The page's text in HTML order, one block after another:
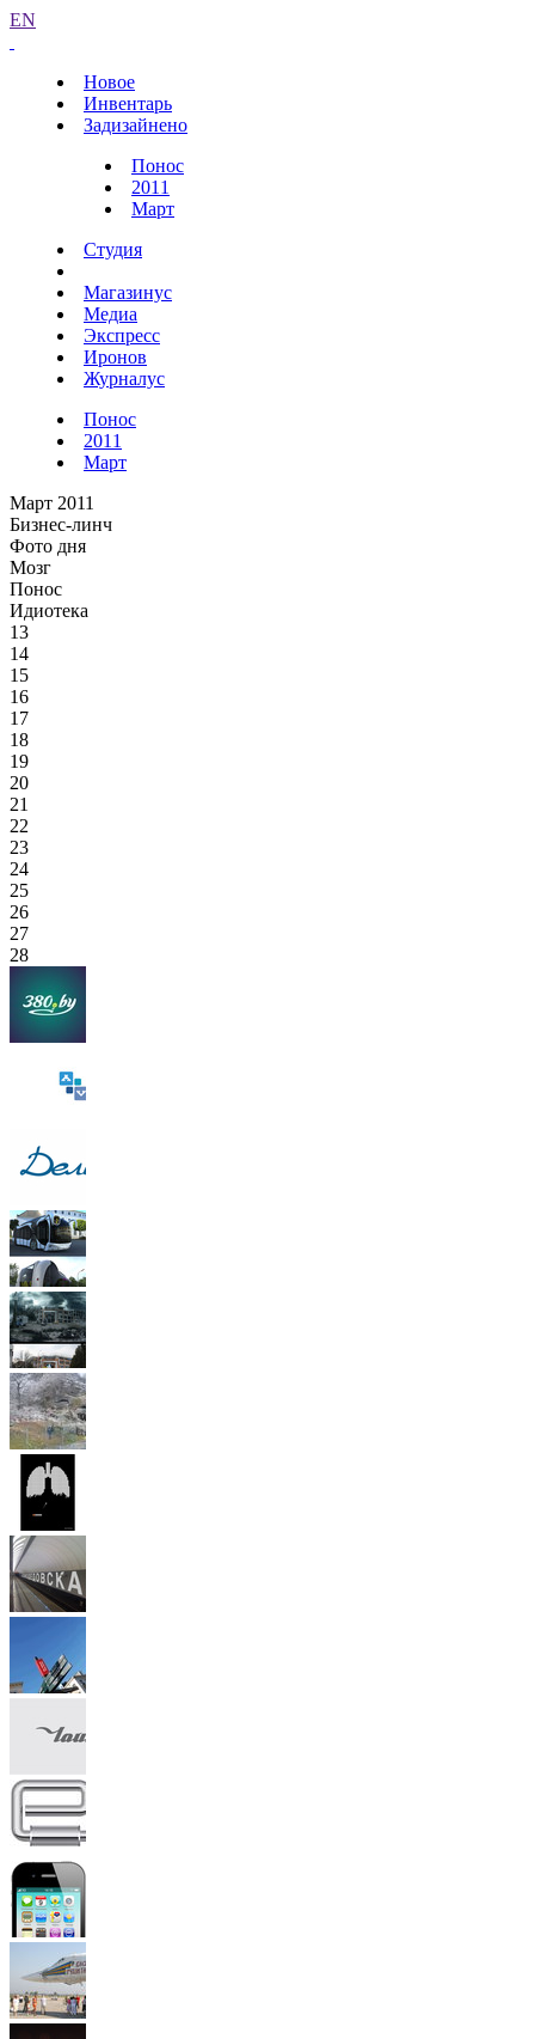
EN
Новое
Инвентарь
Задизайнено
Понос
2011
Март
Студия
Магазинус
Медиа
Экспресс
Иронов
Журналус
Понос
2011
Март
Март 2011
Бизнес-линч
Фото дня
Мозг
Понос
Идиотека
13
14
15
16
17
18
19
20
21
22
23
24
25
26
27
28